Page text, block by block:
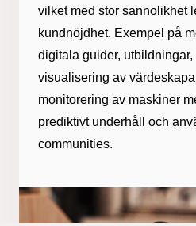
vilket med stor sannolikhet
kundnöjdhet. Exempel på
digitala guider,
visualisering av
monitorering av maskiner
prediktivt underhåll och
communities.